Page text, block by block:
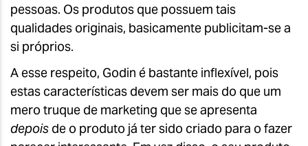
pessoas. Os produtos que possuem tais
qualidades originais, basicamente publicitam-se a
si próprios.
A esse respeito, Godin é bastante inflexível, pois
estas características devem ser mais do que um
mero truque de marketing que se apresenta
depois de o produto já ter sido criado para o fazer